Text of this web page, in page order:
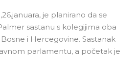
je planirano da se
sastanu s kolegijima oba
i Hercegovine. Sastanak
parlamentu, a početak je